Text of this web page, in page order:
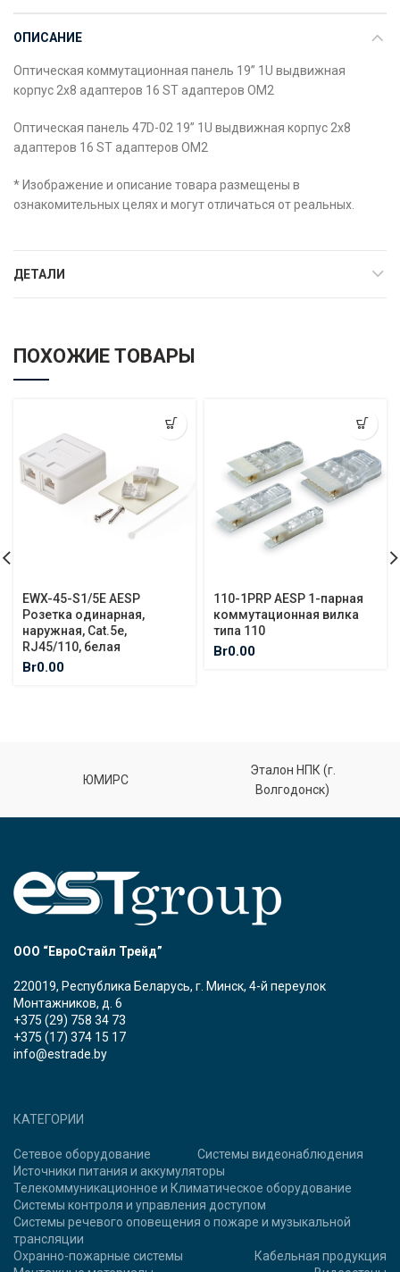
ОПИСАНИЕ
Оптическая коммутационная панель 19” 1U выдвижная
корпус 2х8 адаптеров 16 ST адаптеров OM2
Оптическая панель 47D-02 19” 1U выдвижная корпус 2х8
адаптеров 16 ST адаптеров OM2
* Изображение и описание товара размещены в
ознакомительных целях и могут отличаться от реальных.
ДЕТАЛИ
ПОХОЖИЕ ТОВАРЫ
EWX-45-S1/5E AESP
Розетка одинарная,
наружная, Cat.5e,
RJ45/110, белая
Br0.00
110-1PRP AESP 1-парная
коммутационная вилка
типа 110
Br0.00
ЮМИРС
Эталон НПК (г.
Волгодонск)
ООО “ЕвроСтайл Трейд”
220019, Республика Беларусь, г. Минск, 4-й переулок
Монтажников, д. 6
+375 (29) 758 34 73
+375 (17) 374 15 17
info@estrade.by
КАТЕГОРИИ
Сетевое оборудование
Системы видеонаблюдения
Источники питания и аккумуляторы
Телекоммуникационное и Климатическое оборудование
Системы контроля и управления доступом
Системы речевого оповещения о пожаре и музыкальной
трансляции
Охранно-пожарные системы
Кабельная продукция